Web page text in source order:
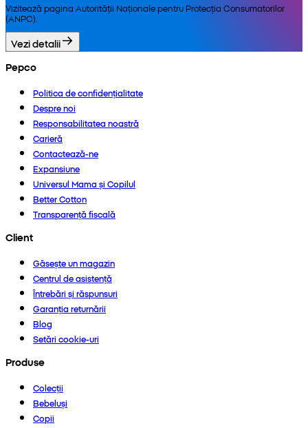
Vizitează pagina Autorității Naționale pentru Protecția Consumatorilor
(ANPC).
Vezi detalii
Pepco
Politica de confidențialitate
Despre noi
Responsabilitatea noastră
Carieră
Contactează-ne
Expansiune
Universul Mama și Copilul
Better Cotton
Transparență fiscală
Client
Găsește un magazin
Centrul de asistență
Întrebări și răspunsuri
Garanția returnării
Blog
Setări cookie-uri
Produse
Colecții
Bebeluși
Copii